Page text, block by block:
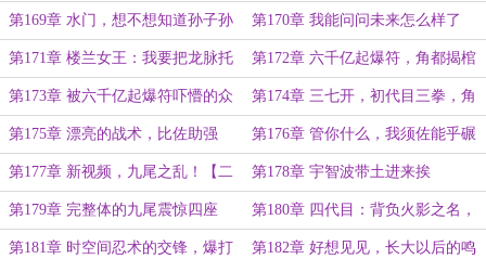
更】 【一更】
第169章 水门，想不想知道孙子孙
女的样子？【二更】
第170章 我能问问未来怎么样了
么？【三更】
第171章 楼兰女王：我要把龙脉托
付给你【四更】
第172章 六千亿起爆符，角都揭棺
而起【一更】
第173章 被六千亿起爆符吓懵的众
人【二更】
第174章 三七开，初代目三拳，角
都头七【三更】
第175章 漂亮的战术，比佐助强
【四更】
第176章 管你什么，我须佐能乎碾
压【一更】
第177章 新视频，九尾之乱！【二
更】
第178章 宇智波带土进来挨
打！！！【三更】
第179章 完整体的九尾震惊四座
【四更】
第180章 四代目：背负火影之名，
守护村中的家人，这是我现在应尽的
第181章 时空间忍术的交锋，爆打 第182章 好想见见，长大以后的鸣